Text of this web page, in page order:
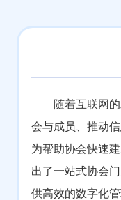
随着互联网
会与成员、推动
为帮助协会快速
出了一站式协会
供高效的数字化